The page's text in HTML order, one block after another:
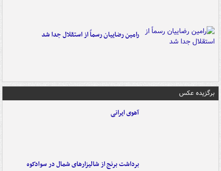
رامین رضاییان رسماً از استقلال جدا شد
برگزیده عکس
آهوی ایرانی
برداشت برنج از شالیزارهای شمال در سوادکوه